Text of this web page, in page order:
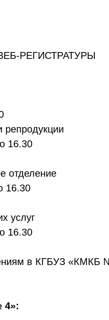
ВЕБ-РЕГИСТРАТУРЫ
репродукции
16.30
отделение
16.30
услуг
16.30
в КГБУЗ «КМКБ
4»: